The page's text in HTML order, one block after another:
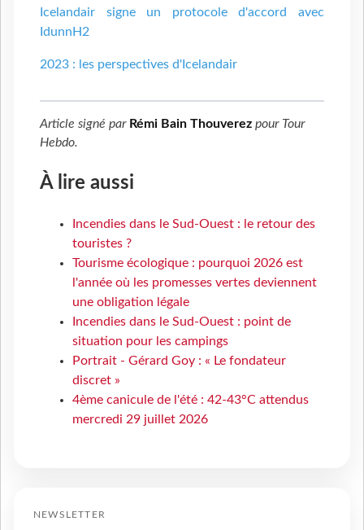
Icelandair signe un protocole d'accord avec
IdunnH2
2023 : les perspectives d'Icelandair
Article signé par Rémi Bain Thouverez pour Tour
Hebdo.
À lire aussi
Incendies dans le Sud-Ouest : le retour des
touristes ?
Tourisme écologique : pourquoi 2026 est
l'année où les promesses vertes deviennent
une obligation légale
Incendies dans le Sud-Ouest : point de
situation pour les campings
Portrait - Gérard Goy : « Le fondateur
discret »
4ème canicule de l'été : 42-43°C attendus
mercredi 29 juillet 2026
NEWSLETTER